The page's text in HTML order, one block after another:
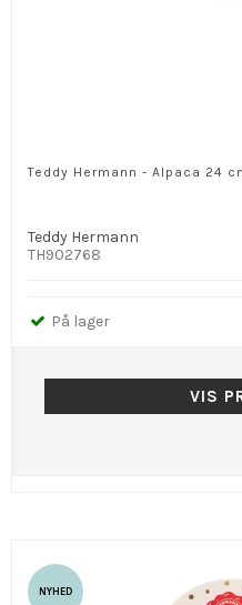
Teddy Hermann - Alpaca 24
Teddy Hermann
TH902768
På lager
VIS
NYHED